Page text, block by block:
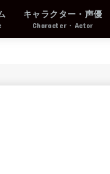
キャラクター・声優
Character・Actor